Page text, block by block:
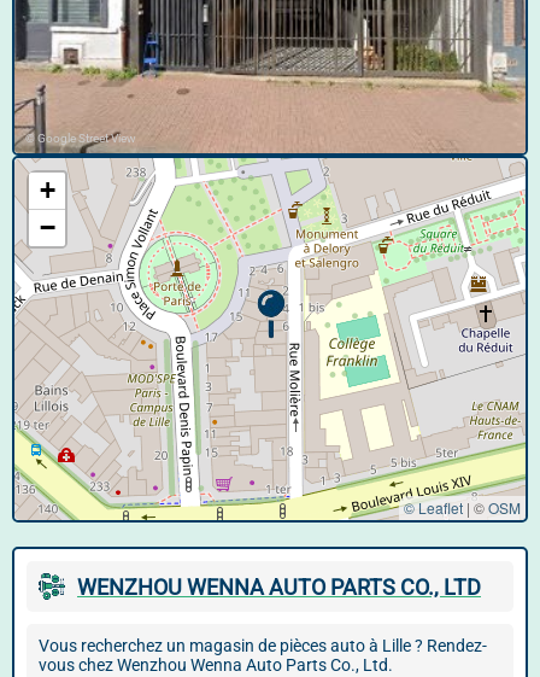
© Google Street View
+
−
© Leaflet | ©OSM
WENZHOU WENNA AUTO PARTS CO., LTD
Vous recherchez un magasin de pièces auto à Lille ? Rendez-
vous chez Wenzhou Wenna Auto Parts Co., Ltd.